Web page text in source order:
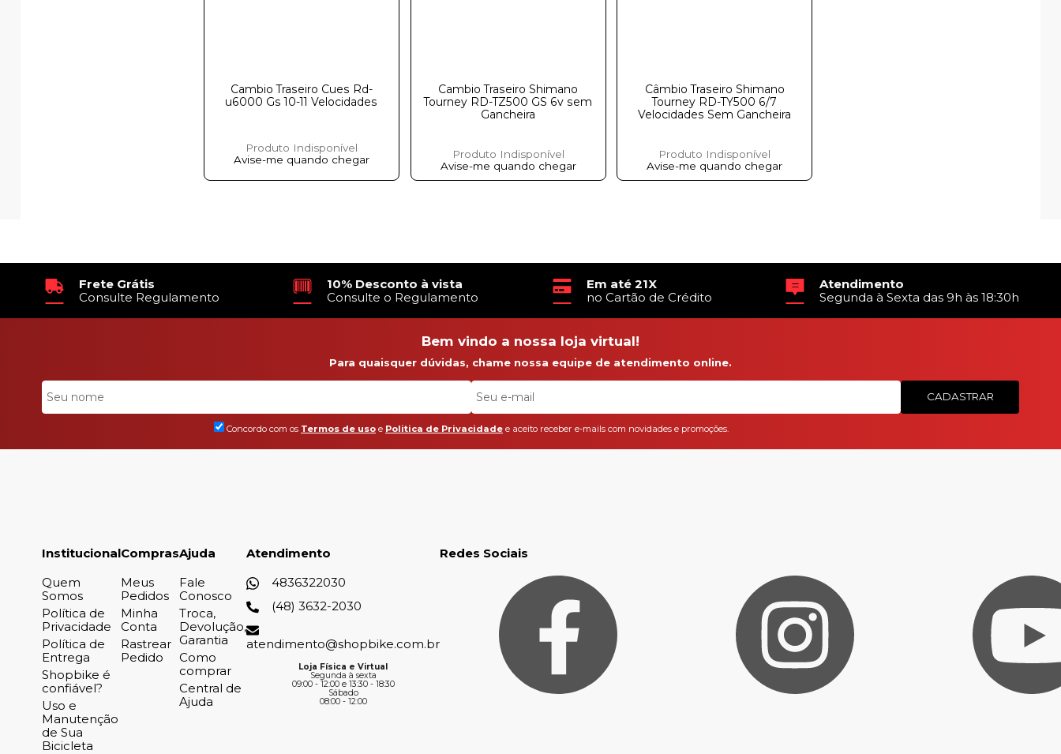
Cambio Traseiro Cues Rd-
u6000 Gs 10-11 Velocidadesㅤㅤㅤㅤㅤ
Produto Indisponível
Avise-me quando chegar
Cambio Traseiro Shimano
Tourney RD-TZ500 GS 6v sem
Gancheira
Produto Indisponível
Avise-me quando chegar
Câmbio Traseiro Shimano
Tourney RD-TY500 6/7
Velocidades Sem Gancheira
Produto Indisponível
Avise-me quando chegar
Frete Grátis
Consulte Regulamento
10% Desconto à vista
Consulte o Regulamento
Em até 21X
no Cartão de Crédito
Atendimento
Segunda à Sexta das 9h às 18:30h
Bem vindo a nossa loja virtual!
Para quaisquer dúvidas, chame nossa equipe de atendimento online.
Concordo com os Termos de uso e Politica de Privacidade e aceito receber e-mails com novidades e promoções.
CADASTRAR
Institucional
Quem
Somos
Política de
Privacidade
Política de
Entrega
Shopbike é
confiável?
Uso e
Manutenção
de Sua
Bicicleta
Compras
Meus
Pedidos
Minha
Conta
Rastrear
Pedido
Ajuda
Fale
Conosco
Troca,
Devolução,
Garantia
Como
comprar
Central de
Ajuda
Atendimento
4836322030
(48) 3632-2030
atendimento@shopbike.com.br
Loja Física e Virtual
Segunda à sexta
09:00 - 12:00 e 13:30 - 18:30
Sábado
08:00 - 12:00
Redes Sociais